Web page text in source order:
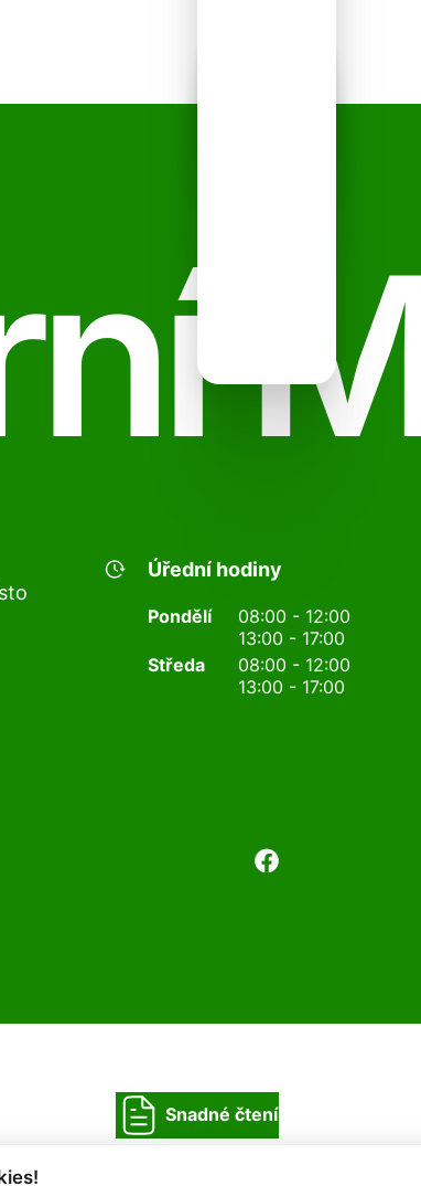
Úřední hodiny
Pondělí
08:00 - 12:00
13:00 - 17:00
Středa
08:00 - 12:00
13:00 - 17:00
Snadné čtení